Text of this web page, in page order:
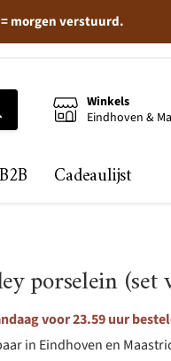
morgen verstuurd.
Winkels
Eindhoven &
B2B Cadeaulijst
porselein (set
voor 23.59 uur
in Eindhoven en